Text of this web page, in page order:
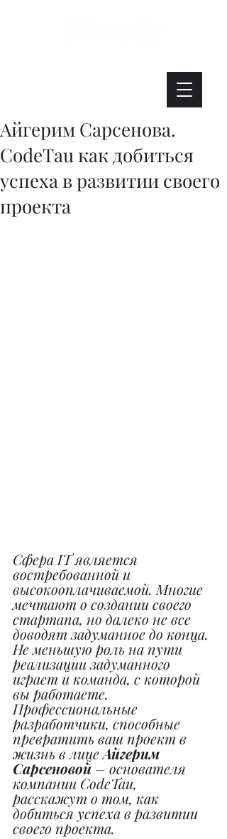
Айгерим Сарсенова.
CodeTau как добиться
успеха в развитии своего
проекта
Сфера IT является
востребованной и
высокооплачиваемой. Многие
мечтают о создании своего
стартапа, но далеко не все
доводят задуманное до конца.
Не меньшую роль на пути
реализации задуманного
играет и команда, с которой
вы работаете.
Профессиональные
разработчики, способные
превратить ваш проект в
жизнь в лице Айгерим
Сарсеновой – основателя
компании CodeTau,
расскажут о том, как
добиться успеха в развитии
своего проекта.